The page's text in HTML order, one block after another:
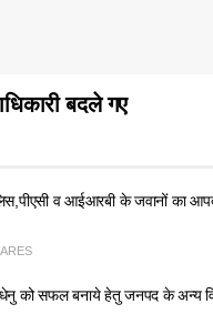
बदले गए
व आईआरबी के जवानों का
को सफल बनाये हेतु जनपद के अन्य